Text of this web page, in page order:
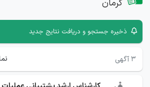
کرمان
ذخیره جستجو و دریافت نتایج جدید
۳ آگهی